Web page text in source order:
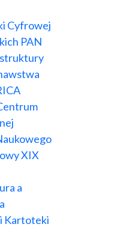
Cyfrowej
PAN
XIX
a
Kartoteki